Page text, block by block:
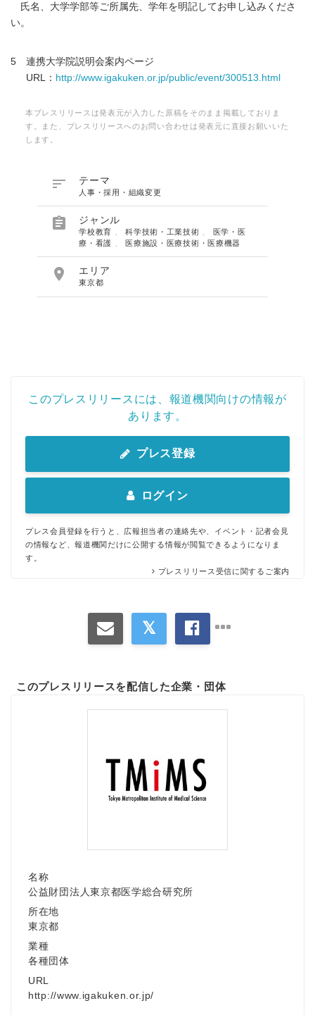
氏名、大学学部等ご所属先、学年を明記してお申し込みくださ
い。
5 連携大学院説明会案内ページ
URL： http://www.igakuken.or.jp/public/event/300513.html
本プレスリリースは発表元が入力した原稿をそのまま掲載しておりま
す。また、プレスリリースへのお問い合わせは発表元に直接お願いいた
します。
 テーマ
人事・採用・組織変更
 ジャンル
学校教育 、科学技術・工業技術
医学・医
療・看護
、医療施設・医療技術・医療機器
 エリア
東京都
このプレスリリースには、報道機関向けの情報が
あります。
プレス登録
ログイン
プレス会員登録を行うと、広報担当者の連絡先や、イベント・記者会見
の情報など、報道機関だけに公開する情報が閲覧できるようになりま
す。
プレスリリース受信に関するご案内
このプレスリリースを配信した企業・団体
名称
公益財団法人東京都医学総合研究所
所在地
東京都
業種
各種団体
URL
http://www.igakuken.or.jp/